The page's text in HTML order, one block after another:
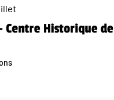
Centre Historique de